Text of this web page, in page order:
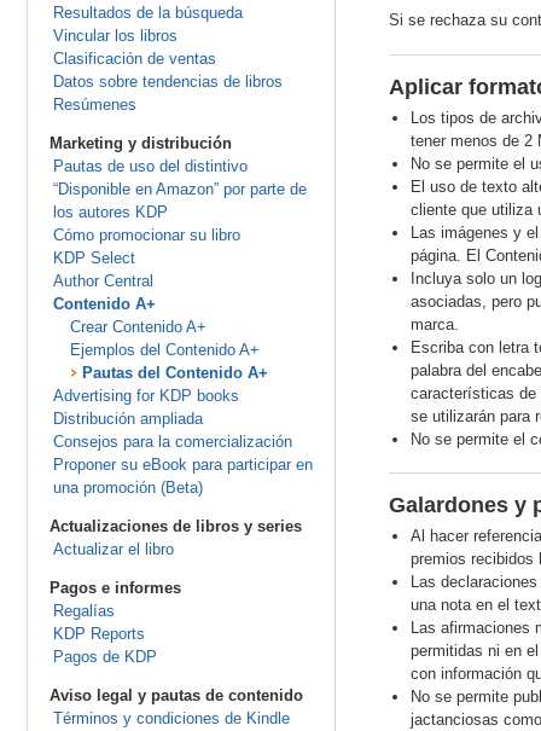
Resultados de la búsqueda
Vincular los libros
Clasificación de ventas
Datos sobre tendencias de libros
Resúmenes
Marketing y distribución
Pautas de uso del distintivo
“Disponible en Amazon” por parte de
los autores KDP
Cómo promocionar su libro
KDP Select
Author Central
Contenido A+
Crear Contenido A+
Ejemplos del Contenido A+
Pautas del Contenido A+
Advertising for KDP books
Distribución ampliada
Consejos para la comercialización
Proponer su eBook para participar en
una promoción (Beta)
Actualizaciones de libros y series
Actualizar el libro
Pagos e informes
Regalías
KDP Reports
Pagos de KDP
Aviso legal y pautas de contenido
Términos y condiciones de Kindle
Si se rechaza su
Aplicar
Los tipos de
tener menos de 2
No se permite el
El uso de texto
cliente que utiliza
Las imágenes y
página. El
Incluya solo un
asociadas, pero
marca.
Escriba con letra
palabra del
características de
se utilizarán para
No se permite el
Galardones y
Al hacer
premios recibidos
Las
una nota en el
Las afirmaciones
permitidas ni en
con información
No se permite
jactanciosas